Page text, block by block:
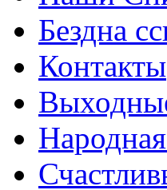
Бездна
Контакты